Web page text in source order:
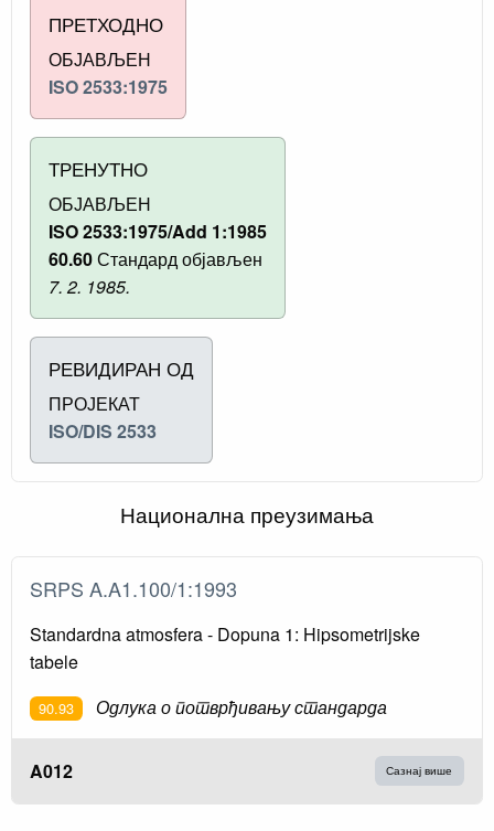
ПРЕТХОДНО
ОБЈАВЉЕН
ISO 2533:1975
ТРЕНУТНО
ОБЈАВЉЕН
ISO 2533:1975/Add 1:1985
60.60Стандард објављен
7. 2. 1985.
РЕВИДИРАН ОД
ПРОЈЕКАТ
ISO/DIS 2533
Национална преузимања
SRPS A.A1.100/1:1993
Standardna atmosfera - Dopuna 1: Hipsometrijske
tabele
90.93 Одлука о потврђивању стандарда
A012 Сазнај више